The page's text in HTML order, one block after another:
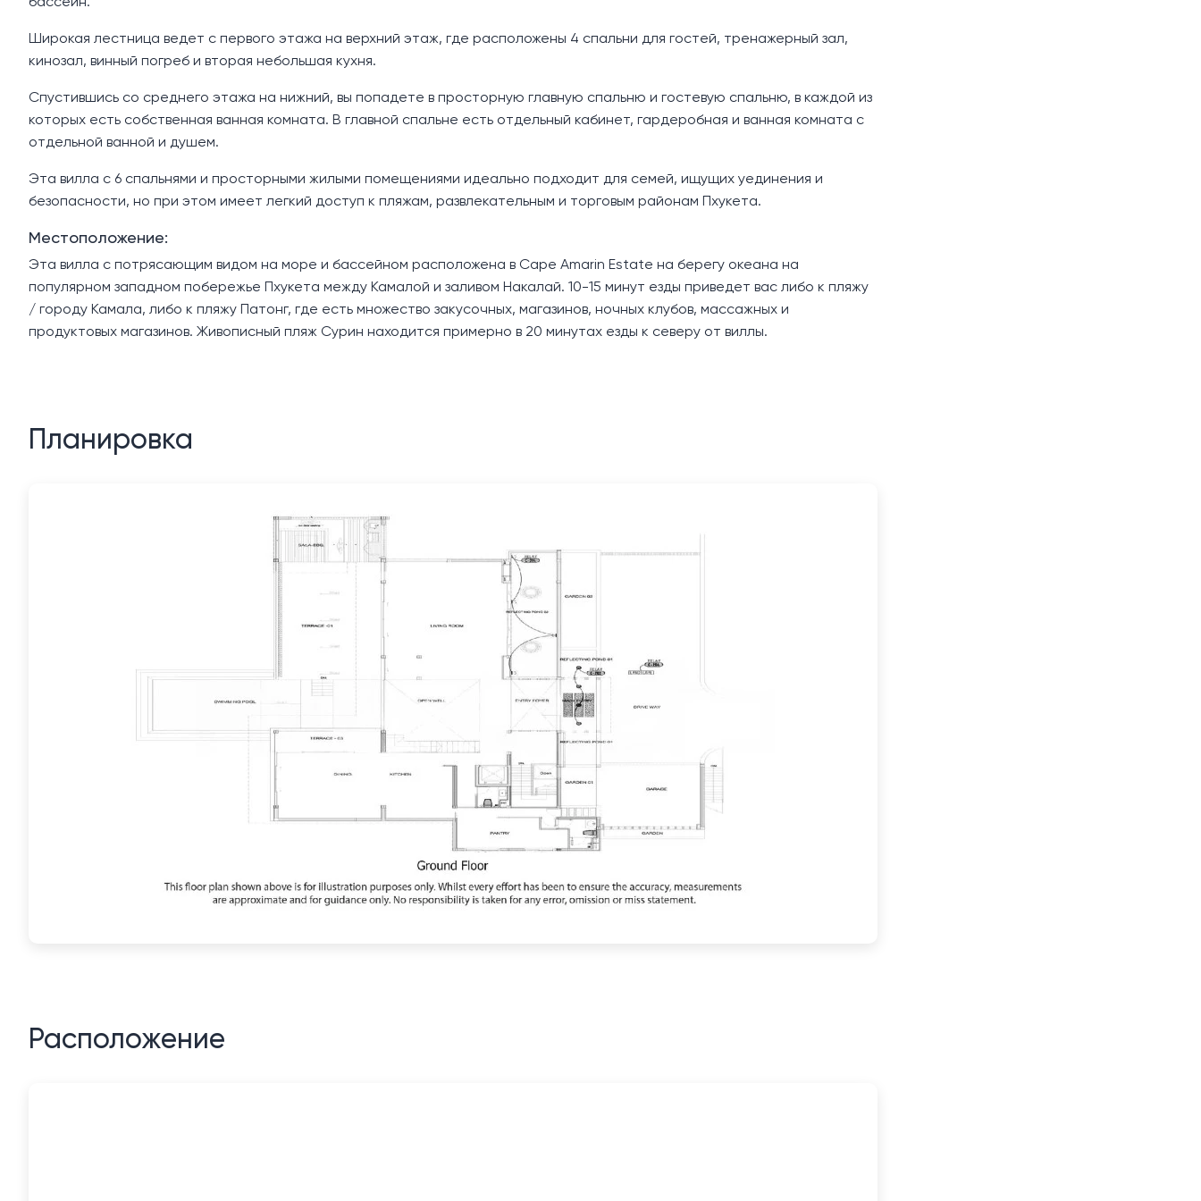
Широкая лестница ведет с первого этажа на верхний этаж, где расположены 4 спальни для гостей, тренажерный зал,
кинозал, винный погреб и вторая небольшая кухня.
Спустившись со среднего этажа на нижний, вы попадете в просторную главную спальню и гостевую спальню, в каждой из
которых есть собственная ванная комната. В главной спальне есть отдельный кабинет, гардеробная и ванная комната с
отдельной ванной и душем.
Эта вилла с 6 спальнями и просторными жилыми помещениями идеально подходит для семей, ищущих уединения и
безопасности, но при этом имеет легкий доступ к пляжам, развлекательным и торговым районам Пхукета.
Местоположение:
Эта вилла с потрясающим видом на море и бассейном расположена в Cape Amarin Estate на берегу океана на
популярном западном побережье Пхукета между Камалой и заливом Накалай. 10-15 минут езды приведет вас либо к пляжу
/ городу Камала, либо к пляжу Патонг, где есть множество закусочных, магазинов, ночных клубов, массажных и
продуктовых магазинов. Живописный пляж Сурин находится примерно в 20 минутах езды к северу от виллы.​
Планировка
Расположение